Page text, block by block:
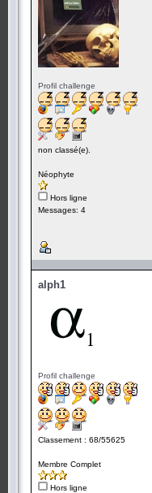
Profil challenge
non classé(e).
Néophyte
Hors ligne
Messages: 4
alph1
Profil challenge
Classement : 68/55625
Membre Complet
Hors ligne